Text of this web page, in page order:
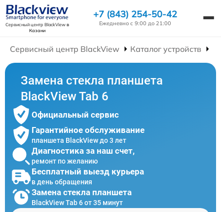
Сервисный центр BlackViewв
Казани
+7 (843) 254-50-42
Ежедневно с 9:00 до 21:00
Сервисный центр BlackView Каталог устройств
Замена стекла планшета
BlackView Tab 6
Официальный сервис
Гарантийное обслуживание
планшета BlackView до 3 лет
Диагностика за наш счет,
ремонт по желанию
Бесплатный выезд курьера
в день обращения
Замена стекла планшета
BlackView Tab 6 от 35 минут